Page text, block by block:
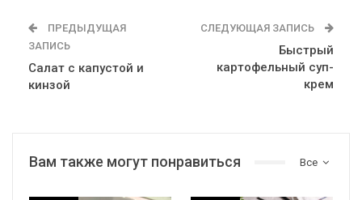
ПРЕДЫДУЩАЯ
ЗАПИСЬ
Салат с капустой и
кинзой
СЛЕДУЮЩАЯ ЗАПИСЬ
Быстрый
картофельный суп-
крем
Все
Вам также могут понравиться